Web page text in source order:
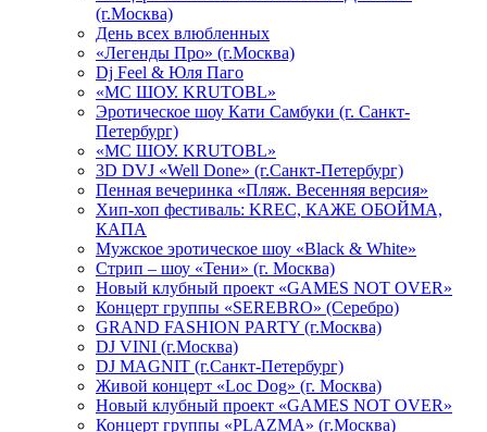
(г.Москва)
День всех влюбленных
«Легенды Про» (г.Москва)
Dj Feel & Юля Паго
«МС ШОУ. KRUTOBL»
Эротическое шоу Кати Самбуки (г. Санкт-
Петербург)
«МС ШОУ. KRUTOBL»
3D DVJ «Well Done» (г.Санкт-Петербург)
Пенная вечеринка «Пляж. Весенняя версия»
Хип-хоп фестиваль: KREC, КАЖЕ ОБОЙМА,
КАПА
Мужское эротическое шоу «Black & White»
Стрип – шоу «Тени» (г. Москва)
Новый клубный проект «GAMES NOT OVER»
Концерт группы «SEREBRO» (Серебро)
GRAND FASHION PARTY (г.Москва)
DJ VINI (г.Москва)
DJ MAGNIT (г.Санкт-Петербург)
Живой концерт «Loc Dog» (г. Москва)
Новый клубный проект «GAMES NOT OVER»
Концерт группы «PLAZMA» (г.Москва)